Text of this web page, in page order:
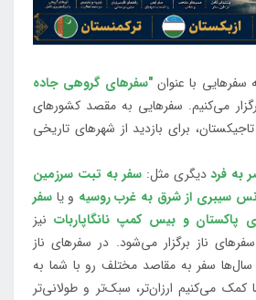
"سفرهای گروهی جاده
می‌کنیم. سفرهایی به مقصد کشورهای
برای بازدید از شهرهای تاریخی
به فرددیگری مثل:سفر به تبت سرزمین
سیبری از شرق به غرب روسیه و یا سفر
پاکستان و بیس کمپ نانگاپاربات نیز
ناز برگزار می‌شود. در سفرهای ناز
سال‌ها سفر به مقاصد مختلف رو با شما به
کمک می‌کنیم ارزان‌تر، سبک‌تر و طولانی‌تر